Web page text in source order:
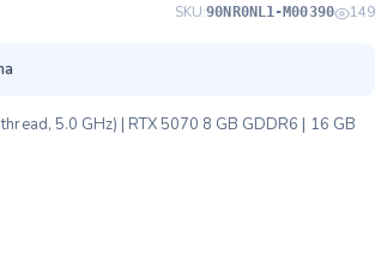
SKU:90NR0NL1-M00390 149
5.0 GHz) | RTX 5070 8 GB GDDR6 | 16 GB